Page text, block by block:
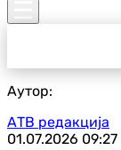
Аутор:
АТВ редакција
01.07.2026 09:27